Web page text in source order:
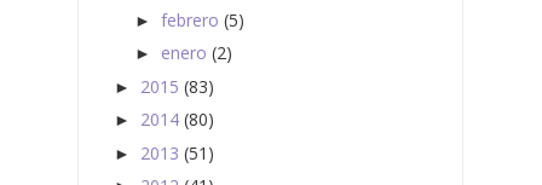
► febrero (5)
► enero (2)
► 2015 (83)
► 2014 (80)
► 2013 (51)